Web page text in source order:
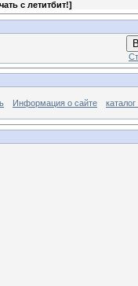
с летитбит!]
Информация о сайте